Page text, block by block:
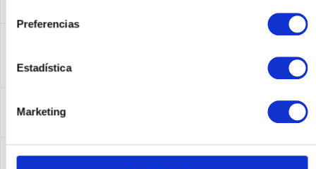
Preferencias
Estadística
Marketing
C8S58A | Produktinformationen Produktbeschreibung HPE
Dual Port Enterprise -...
Service